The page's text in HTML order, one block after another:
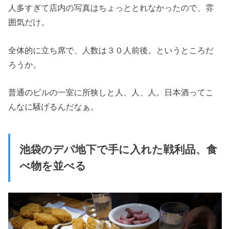
人多すぎて店内の写真はちょっととれなかったので、雰
囲気だけ。
全体的に立ち席で、人数は３０人前後。というところだ
ろうか。
普通のビルの一室に所狭しと人、人、人。日本酒ってこ
んなに騒げるんだなぁ。
池袋のデパ地下で手に入れた戦利品、食
べ物を並べる